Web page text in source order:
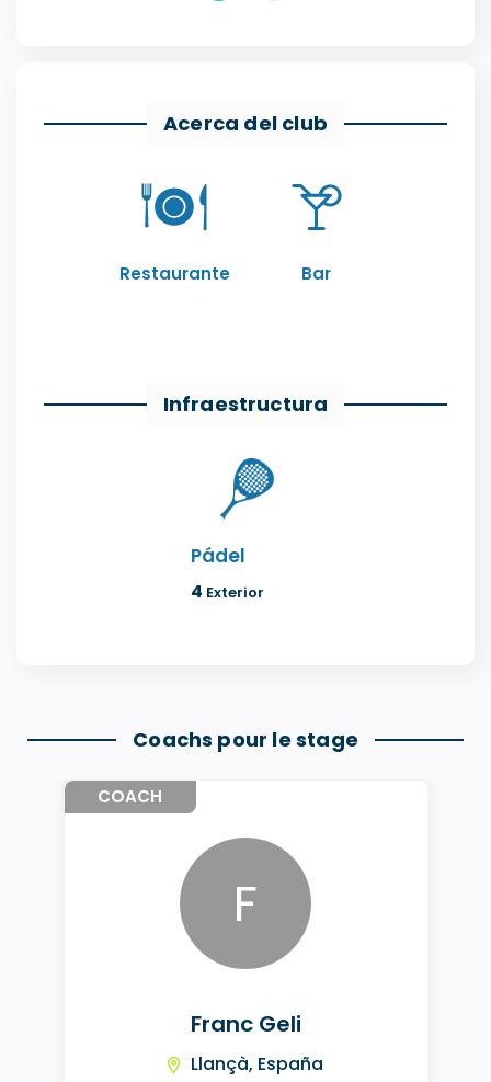
Acerca del club
Restaurante Bar
Infraestructura
Pádel
4 Exterior
Coachs pour le stage
COACH
F
Franc Geli
Llançà, España